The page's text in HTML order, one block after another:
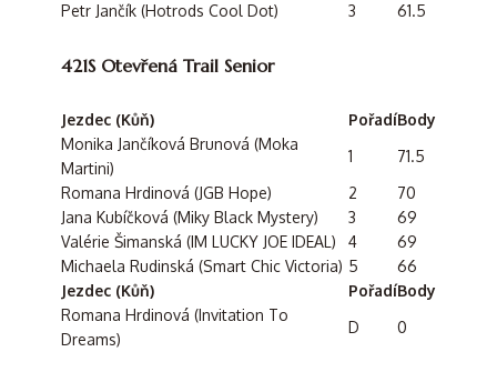
Petr Jančík (Hotrods Cool Dot)
3 61.5
421S Otevřená Trail Senior
Jezdec (Kůň) PořadíBody
Monika Jančíková Brunová (Moka
Martini)
1
71.5
Romana Hrdinová (JGB Hope)
2
70
Jana Kubíčková (Miky Black Mystery)
3
69
Valérie Šimanská (IM LUCKY JOE IDEAL)
4
69
Michaela Rudinská (Smart Chic Victoria) 5
66
Jezdec (Kůň)
PořadíBody
Romana Hrdinová (Invitation To
Dreams)
D 0